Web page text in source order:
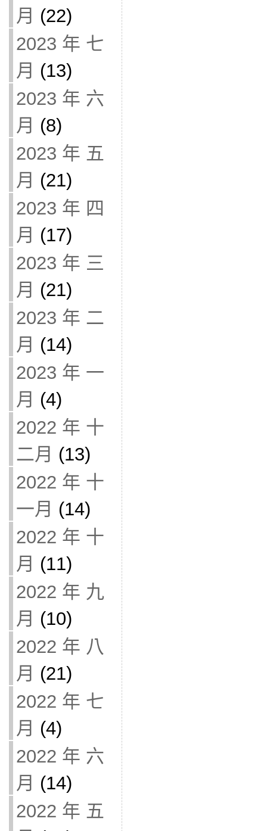
月 (22)
2023 年 七
月 (13)
2023 年 六
月 (8)
2023 年 五
月 (21)
2023 年 四
月 (17)
2023 年 三
月 (21)
2023 年 二
月 (14)
2023 年 一
月 (4)
2022 年 十
二月 (13)
2022 年 十
一月 (14)
2022 年 十
月 (11)
2022 年 九
月 (10)
2022 年 八
月 (21)
2022 年 七
月 (4)
2022 年 六
月 (14)
2022 年 五